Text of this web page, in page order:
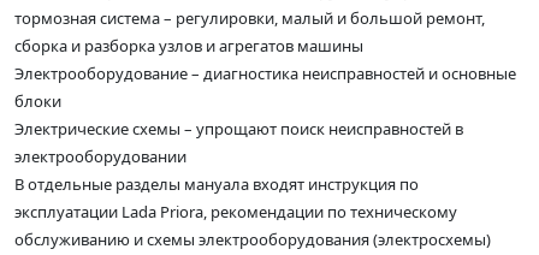
тормозная система – регулировки, малый и большой ремонт,
сборка и разборка узлов и агрегатов машины
Электрооборудование – диагностика неисправностей и основные
блоки
Электрические схемы – упрощают поиск неисправностей в
электрооборудовании
В отдельные разделы мануала входят инструкция по
эксплуатации Lada Priora, рекомендации по техническому
обслуживанию и схемы электрооборудования (электросхемы)